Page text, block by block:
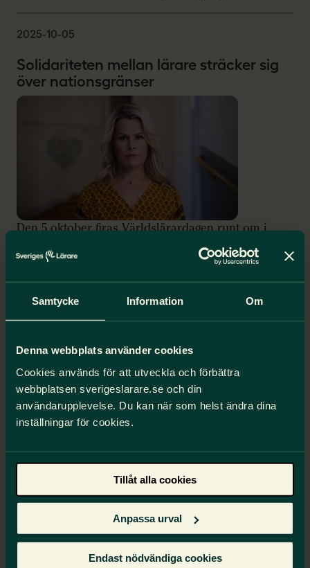
Samtycke Information Om
Denna webbplats använder cookies
Cookies används för att utveckla och förbättra
webbplatsen sverigeslarare.se och din
användarupplevelse. Du kan när som helst ändra dina
inställningar för cookies.
Tillåt alla cookies
Anpassa urval
Endast nödvändiga cookies
Solidariteten mellan lärare sträcker sig
över nationsgränser
2025-10-05
Den 5 oktober firas Världslärardagen runt om i
världen. Dagen instiftades av UNESCO och
Education International för att uppmärksamma
krävs för att skapa ett demokratiskt, jämlikt och
hållbart samhälle.
1 2 3 … 12
Anna Olskog